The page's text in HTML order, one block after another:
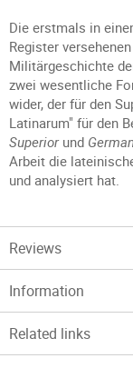
Die erstmals in
Register
Militärgeschichte
zwei wesentliche
wider, der für den
Latinarum" für den
Superiorund
Arbeit die
und analysiert hat.
Reviews
Information
Related links